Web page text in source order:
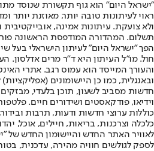
"ישראל היום" הוא גוף תקשורת שנוסד
ראוי לעיתונות טובה יותר, מאוזנת יותר
ולא צועקת. עיתונות אמינה, אובייקטיבית
הפך "ישראל היום" לעיתון הישראלי בעל
חול. מו"ל העיתון היא ד"ר מרים אדלסון.
והעורך המייסד הוא עמוס רגב. אתרי
חדשות מסביב לשעון, תוכן בלעדי, מבזקים
וידיאו, פודקאסטים ושידורים חיים.
כוללות ערוצי חדשות ודעות, תרבות
לאוויר האתר החדש והיישומון החדש של
לספק לגולשים חוויה מהירה, עדכנית,